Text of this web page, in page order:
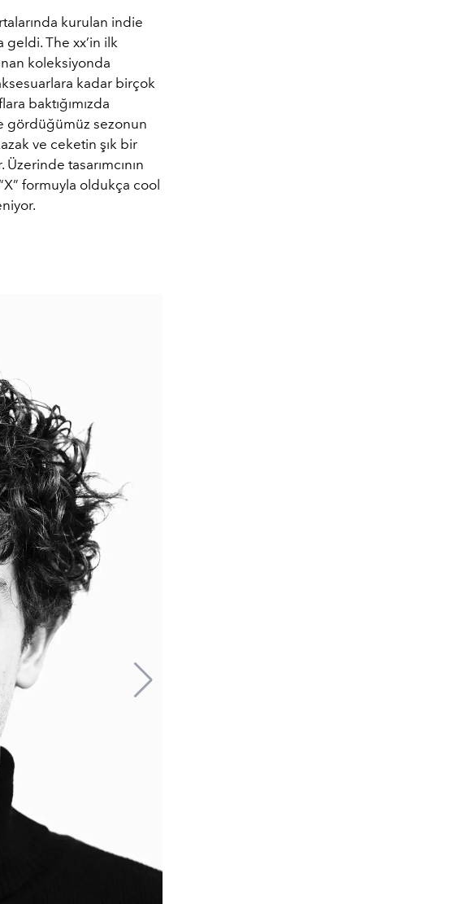
kurulan indie
The xx’in ilk
koleksiyonda
kadar birçok
baktığımızda
gördüğümüz sezonun
ve ceketin şık bir
tasarımcının
formuyla oldukça cool